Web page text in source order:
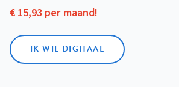
€ 15,93 per maand!
IK WIL DIGITAAL